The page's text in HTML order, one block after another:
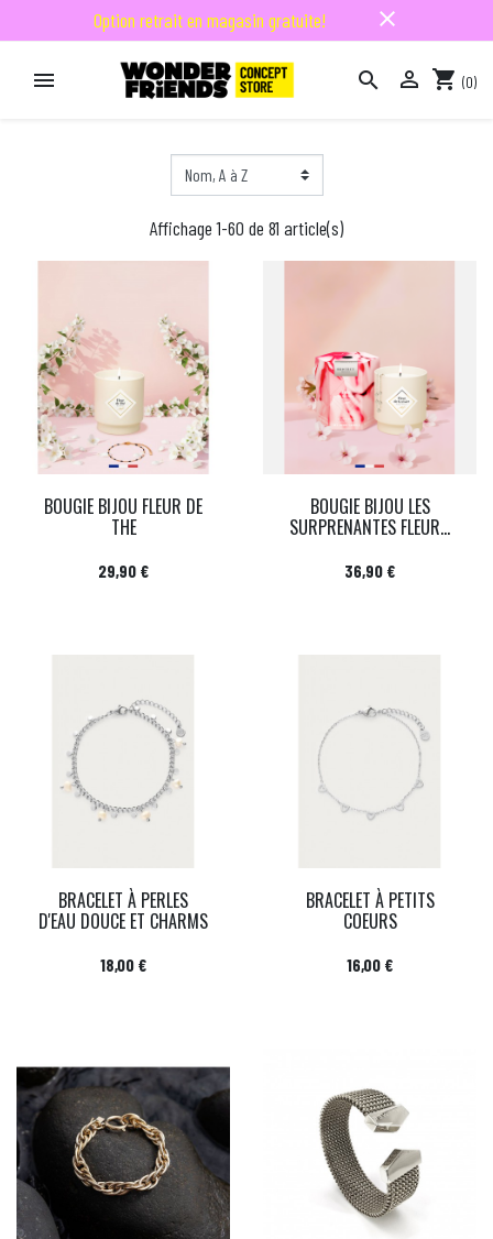
Option retrait en magasin gratuite! close
   shopping_cart (0)
Affichage 1-60 de 81 article(s)
BOUGIE BIJOU FLEUR DE
THE
Prix
29,90 €
BOUGIE BIJOU LES
SURPRENANTES FLEUR...
Prix
36,90 €
BRACELET À PERLES
D'EAU DOUCE ET CHARMS
Prix
18,00 €
BRACELET À PETITS
COEURS
Prix
16,00 €